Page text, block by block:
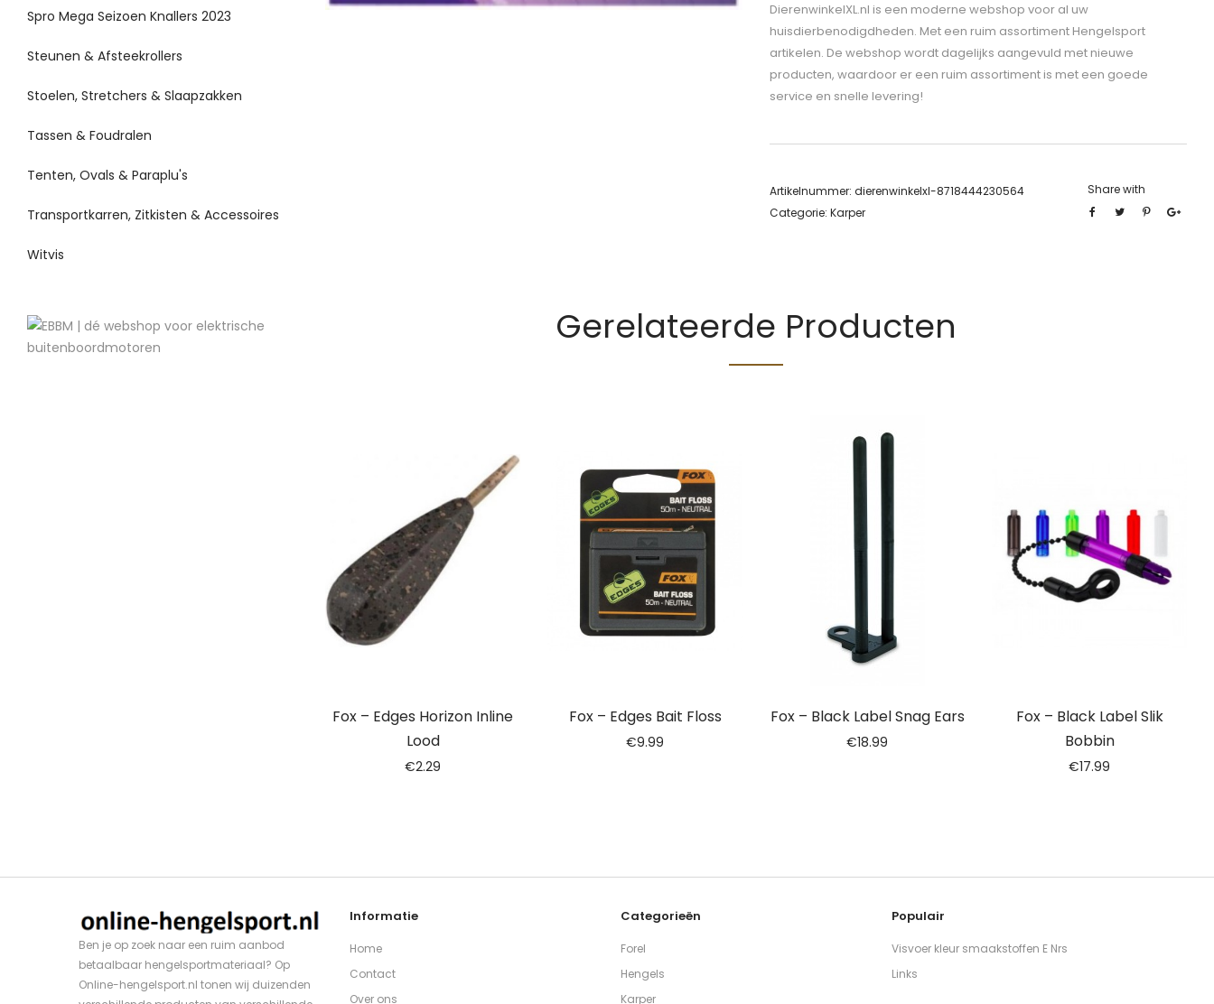
DierenwinkelXL.nl is een moderne webshop voor al uw
huisdierbenodigdheden. Met een ruim assortiment Hengelsport
artikelen. De webshop wordt dagelijks aangevuld met nieuwe
producten, waardoor er een ruim assortiment is met een goede
service en snelle levering!
Artikelnummer: dierenwinkelxl-8718444230564
Categorie: Karper
Share with
Gerelateerde Producten
Fox – Edges Horizon Inline
Lood
€2.29
Fox – Edges Bait Floss
€9.99
Fox – Black Label Snag Ears
€18.99
Fox – Black Label Slik
Bobbin
€17.99
Spro Mega Seizoen Knallers 2023
Steunen & Afsteekrollers
Stoelen, Stretchers & Slaapzakken
Tassen & Foudralen
Tenten, Ovals & Paraplu's
Transportkarren, Zitkisten & Accessoires
Witvis
Ben je op zoek naar een ruim aanbod
betaalbaar hengelsportmateriaal? Op
Online-hengelsport.nl tonen wij duizenden
Informatie
Home
Contact
Over ons
Categorieën
Forel
Hengels
Karper
Populair
Visvoer kleur smaakstoffen E Nrs
Links